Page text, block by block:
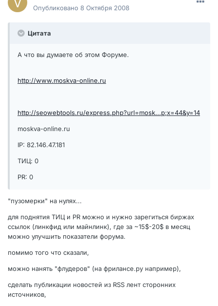
Опубликовано 8 Октября 2008
Цитата
А что вы думаете об этом Форуме.
http://www.moskva-online.ru
http://seowebtools.ru/express.php?url=mosk...p;x=44&y=14
moskva-online.ru
IP: 82.146.47.181
ТИЦ: 0
PR: 0
"пузомерки" на нулях...
для поднятия ТИЦ и PR можно и нужно зарегиться биржах
ссылок (линкфид или майнлинк), где за ~15$-20$ в месяц
можно улучшить показатели форума.
помимо того что сказали,
можно нанять "флудеров" (на фрилансе.ру например),
сделать публикации новостей из RSS лент сторонних
источников,